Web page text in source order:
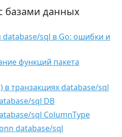
базами данных
database/sql в Go: ошибки и
функций пакета
в транзакциях database/sql
sql DB
sql ColumnType
database/sql